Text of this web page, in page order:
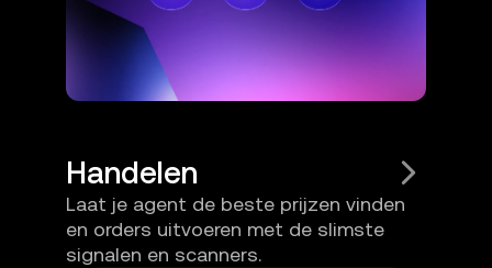
Handelen
Laat je agent de beste prijzen vinden
en orders uitvoeren met de slimste
signalen en scanners.